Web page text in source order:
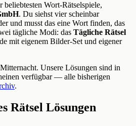
Wort-Rätselspiele,
. Du siehst vier scheinbar
und musst das eine Wort finden, das
tägliche Modi: das Tägliche Rätsel
mit eigenem Bilder-Set und eigener
Unsere Lösungen sind in
verfügbar — alle bisherigen
.
Rätsel Lösungen